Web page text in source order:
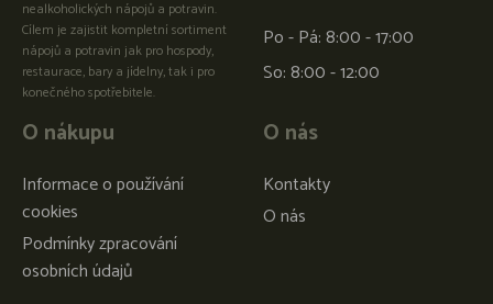
nealkoholických nápojů a potravin.
Cílem je zajistit kompletní sortiment
nápojů a potravin jak pro hospody,
restaurace, bary a jídelny, tak i pro
konečného spotřebitele.
O nákupu
Informace o používání
cookies
Podmínky zpracování
osobních údajů
O nás
Kontakty
O nás
Po - Pá: 8:00 - 17:00
So: 8:00 - 12:00